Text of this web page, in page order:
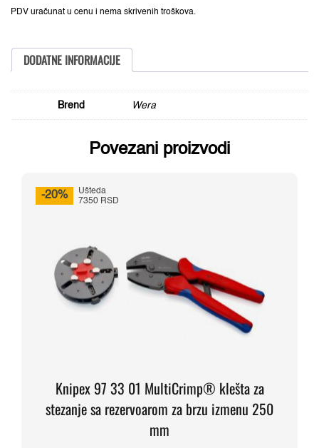
PDV uračunat u cenu i nema skrivenih troškova.
odvijača,
DODATNE INFORMACIJE
Brend Wera
Povezani proizvodi
-20%
Ušteda
7350 RSD
Knipex 97 33 01 MultiCrimp® klešta za
stezanje sa rezervoarom za brzu izmenu 250
mm